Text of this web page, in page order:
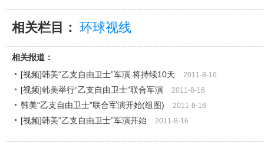
相关栏目： 环球视线
相关报道：
[视频]韩美“乙支自由卫士”军演 将持续10天
2011-8-16
[视频]韩美举行“乙支自由卫士”联合军演 2011-8-16
韩美“乙支自由卫士”联合军演开始(组图) 2011-8-16
[视频]韩美“乙支自由卫士”军演开始 2011-8-16